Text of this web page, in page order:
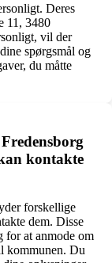
Deres
11, 3480
vil der
spørgsmål og
du måtte
kontakte
forskellige
dem. Disse
for at anmode om
kommunen. Du